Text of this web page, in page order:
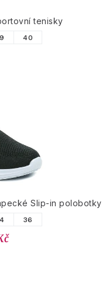
tenisky
40
Slip-in polobotky
36